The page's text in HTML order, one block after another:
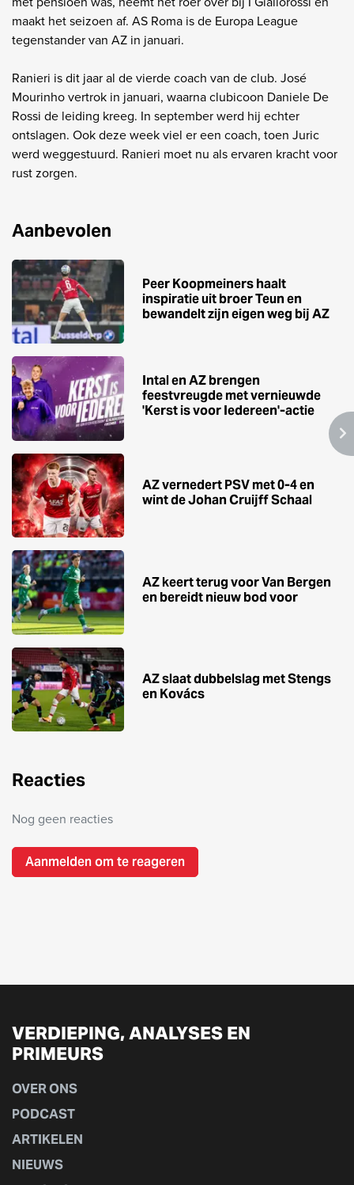
maakt het seizoen af. AS Roma is de Europa League
tegenstander van AZ in januari.
Ranieri is dit jaar al de vierde coach van de club. José
Mourinho vertrok in januari, waarna clubicoon Daniele De
Rossi de leiding kreeg. In september werd hij echter
ontslagen. Ook deze week viel er een coach, toen Juric
werd weggestuurd. Ranieri moet nu als ervaren kracht voor
rust zorgen.
Aanbevolen
Peer Koopmeiners haalt
inspiratie uit broer Teun en
bewandelt zijn eigen weg bij AZ
Intal en AZ brengen
feestvreugde met vernieuwde
'Kerst is voor Iedereen'-actie
AZ vernedert PSV met 0-4 en
wint de Johan Cruijff Schaal
AZ keert terug voor Van Bergen
en bereidt nieuw bod voor
AZ slaat dubbelslag met Stengs
en Kovács
Reacties
Nog geen reacties
Aanmelden om te reageren
VERDIEPING, ANALYSES EN
PRIMEURS
OVER ONS
PODCAST
ARTIKELEN
NIEUWS